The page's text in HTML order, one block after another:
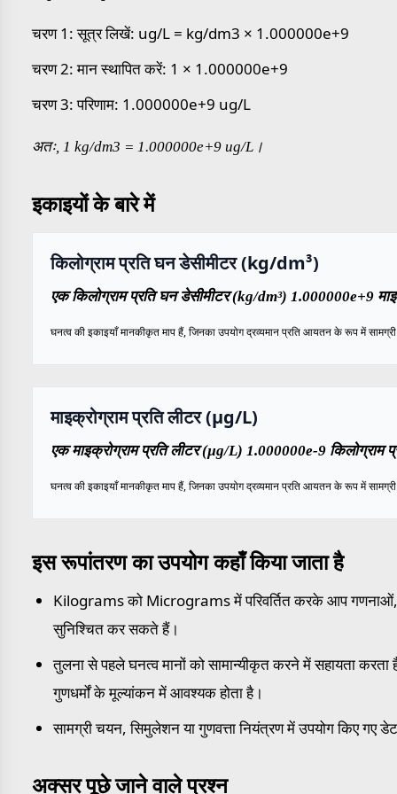
चरण 1: सूत्र लिखें: ug/L = kg/dm3 × 1.000000e+9
चरण 2: मान स्थापित करें: 1 × 1.000000e+9
चरण 3: परिणाम: 1.000000e+9 ug/L
अतः, 1 kg/dm3 = 1.000000e+9 ug/L।
इकाइयों के बारे में
किलोग्राम प्रति घन डेसीमीटर (kg/dm³)
एक किलोग्राम प्रति घन डेसीमीटर (kg/dm³) 1.000000e+9
घनत्व की इकाइयाँ मानकीकृत माप हैं, जिनका उपयोग द्रव्यमान प्रति आयतन के रूप में
माइक्रोग्राम प्रति लीटर (µg/L)
एक माइक्रोग्राम प्रति लीटर (µg/L) 1.000000e-9 किलोग्राम
घनत्व की इकाइयाँ मानकीकृत माप हैं, जिनका उपयोग द्रव्यमान प्रति आयतन के रूप में
इस रूपांतरण का उपयोग कहाँ किया जाता है
Kilograms को Micrograms में परिवर्तित करके आप गणनाओं,
सुनिश्चित कर सकते हैं।
तुलना से पहले घनत्व मानों को सामान्यीकृत करने में सहायता करता
गुणधर्मों के मूल्यांकन में आवश्यक होता है।
सामग्री चयन, सिमुलेशन या गुणवत्ता नियंत्रण में उपयोग किए गए
अक्सर पूछे जाने वाले प्रश्न